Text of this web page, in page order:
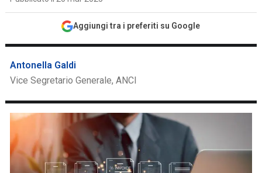
Aggiungi tra i preferiti su Google
Antonella Galdi
Vice Segretario Generale, ANCI